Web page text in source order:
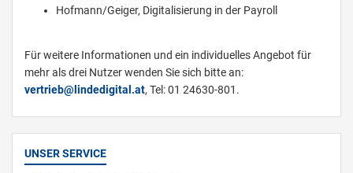
Hofmann/Geiger, Digitalisierung in der Payroll
Für weitere Informationen und ein individuelles Angebot für
mehr als drei Nutzer wenden Sie sich bitte an:
vertrieb@lindedigital.at, Tel: 01 24630-801.
UNSER SERVICE